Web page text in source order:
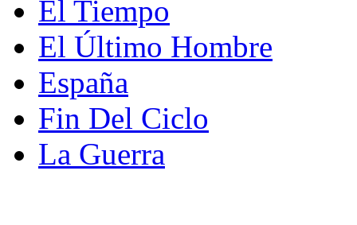
El Tiempo
El Último Hombre
España
Fin Del Ciclo
La Guerra